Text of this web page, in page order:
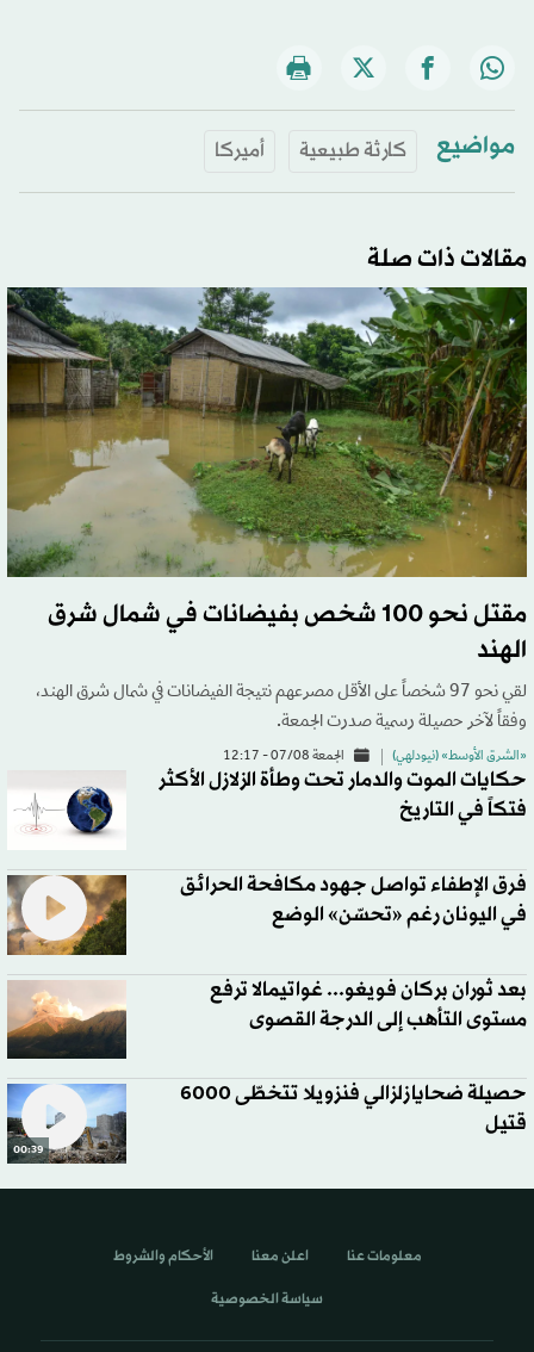
مواضيع كارثة طبيعية أميركا
مقالات ذات صلة
مقتل نحو 100 شخص بفيضانات في شمال شرق
الهند
لقي نحو 97 شخصاً على الأقل مصرعهم نتيجة الفيضانات في شمال شرق الهند،
وفقاً لآخر حصيلة رسمية صدرت الجمعة.
«الشرق الأوسط» (نيودلهي) الجمعة 07/08 - 12:17
حكايات الموت والدمار تحت وطأة الزلازل الأكثر
فتكاً في التاريخ
فرق الإطفاء تواصل جهود مكافحة الحرائق
في اليونان رغم «تحسّن» الوضع
بعد ثوران بركان فويغو... غواتيمالا ترفع
مستوى التأهب إلى الدرجة القصوى
00:39
حصيلة ضحايا زلزالي فنزويلا تتخطّى 6000
قتيل
معلومات عنا اعلن معنا الأحكام والشروط
سياسة الخصوصية